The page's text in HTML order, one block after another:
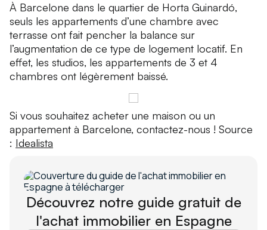
À Barcelone dans le quartier de Horta Guinardó,
seuls les appartements d’une chambre avec
terrasse ont fait pencher la balance sur
l’augmentation de ce type de logement locatif. En
effet, les studios, les appartements de 3 et 4
chambres ont légèrement baissé.
Si vous souhaitez acheter une maison ou un
appartement à Barcelone, contactez-nous ! Source
: Idealista
Découvrez notre guide gratuit de
l'achat immobilier en Espagne